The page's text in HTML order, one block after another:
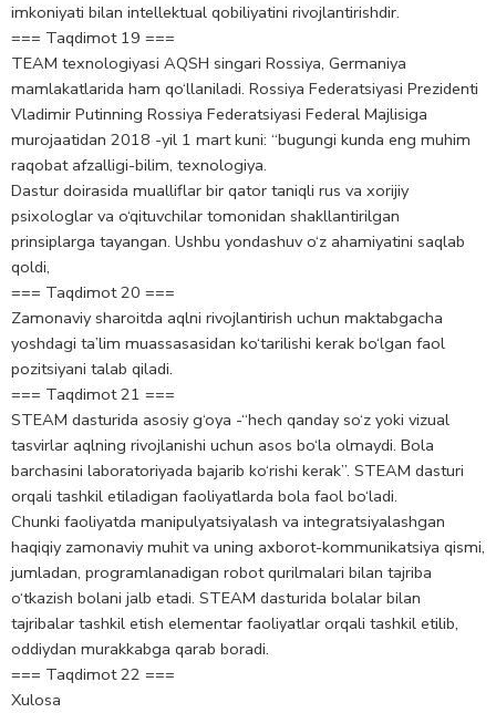
imkoniyati bilan intellektual qobiliyatini rivojlantirishdir.
=== Taqdimot 19 ===
TEAM texnologiyasi AQSH singari Rossiya, Germaniya
mamlakatlarida ham qo‘llaniladi. Rossiya Federatsiyasi Prezidenti
Vladimir Putinning Rossiya Federatsiyasi Federal Majlisiga
murojaatidan 2018 -yil 1 mart kuni: “bugungi kunda eng muhim
raqobat afzalligi-bilim, texnologiya.
Dastur doirasida mualliflar bir qator taniqli rus va xorijiy
psixologlar va o‘qituvchilar tomonidan shakllantirilgan
prinsiplarga tayangan. Ushbu yondashuv o‘z ahamiyatini saqlab
qoldi,
=== Taqdimot 20 ===
Zamonaviy sharoitda aqlni rivojlantirish uchun maktabgacha
yoshdagi ta’lim muassasasidan ko‘tarilishi kerak bo‘lgan faol
pozitsiyani talab qiladi.
=== Taqdimot 21 ===
STEAM dasturida asosiy g‘oya -“hech qanday so‘z yoki vizual
tasvirlar aqlning rivojlanishi uchun asos bo‘la olmaydi. Bola
barchasini laboratoriyada bajarib ko‘rishi kerak”. STEAM dasturi
orqali tashkil etiladigan faoliyatlarda bola faol bo‘ladi.
Chunki faoliyatda manipulyatsiyalash va integratsiyalashgan
haqiqiy zamonaviy muhit va uning axborot-kommunikatsiya qismi,
jumladan, programlanadigan robot qurilmalari bilan tajriba
o‘tkazish bolani jalb etadi. STEAM dasturida bolalar bilan
tajribalar tashkil etish elementar faoliyatlar orqali tashkil etilib,
oddiydan murakkabga qarab boradi.
=== Taqdimot 22 ===
Xulosa